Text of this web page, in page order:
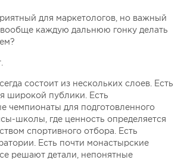
для маркетологов, но важный
каждую дальнюю гонку делать
состоит из нескольких слоев. Есть
широкой публики. Есть
чемпионаты для подготовленного
школы, где ценность определяется
спортивного отбора. Есть
Есть почти монастырские
решают детали, непонятные